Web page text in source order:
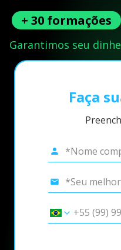
+ 30 formações
Garantimos seu
Faça